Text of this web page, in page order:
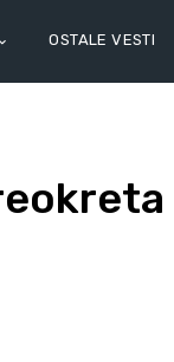
OSTALE VESTI